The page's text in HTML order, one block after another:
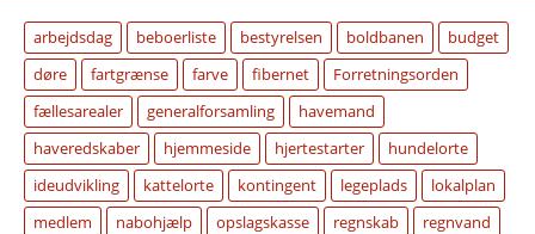
arbejdsdag beboerliste bestyrelsen boldbanen
budget
døre
fartgrænse farve fibernet
Forretningsorden
fællesarealer
generalforsamling
havemand
haveredskaber
hjemmeside hjertestarter
hundelorte
ideudvikling
kattelorte kontingent legeplads
lokalplan
medlem
nabohjælp opslagskasse regnskab
regnvand